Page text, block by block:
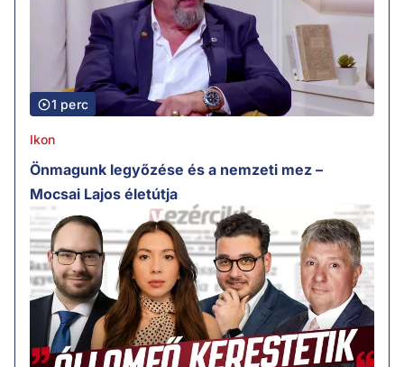
1 perc
Ikon
Önmagunk legyőzése és a nemzeti mez –
Mocsai Lajos életútja